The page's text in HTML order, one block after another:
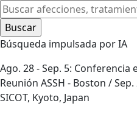
Búsqueda impulsada por IA
Ago. 28 - Sep. 5: Conferencia
Reunión ASSH - Boston /
SICOT, Kyoto, Japan